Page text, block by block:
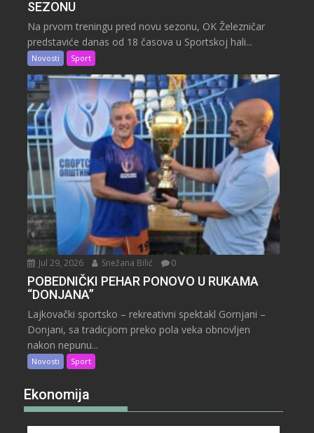
SEZONU
Na prvom treningu pred novu sezonu, OK Železničar
predstaviće danas od 18 časova u Sportskoj hali...
Novosti Sport
Jul 29, 2026 Snežana Bilić 0
POBEDNIČKI PEHAR PONOVO U RUKAMA
“DONJANA”
Lajkovački sportsko – rekreativni spektakl Gornjani –
Donjani, sa tradicjiom preko pola veka obnovljen
nakon nepunu...
Novosti Sport
Ekonomija